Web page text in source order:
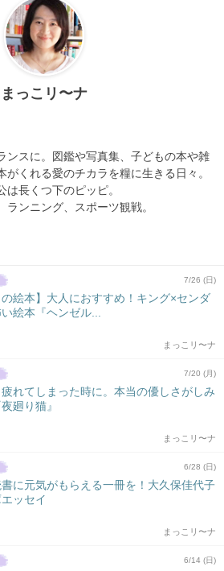
まっこリ〜ナ
ンスに。図鑑や写真集、子どもの本や雑
くれる愛のチカラを糧に生きる日々。
長くつ下のピッピ。
ンニング、スポーツ観戦。
7/26 (日)
の絵本】大人におすすめ！キング×センダ
絵本『ヘンゼル...
まっこリ〜ナ
7/20 (月)
れてしまった時に。本当の優しさがしみ
廻り猫』
まっこリ〜ナ
6/28 (日)
に元気がもらえる一冊を！大久保佳代子
ッセイ
まっこリ〜ナ
6/14 (日)